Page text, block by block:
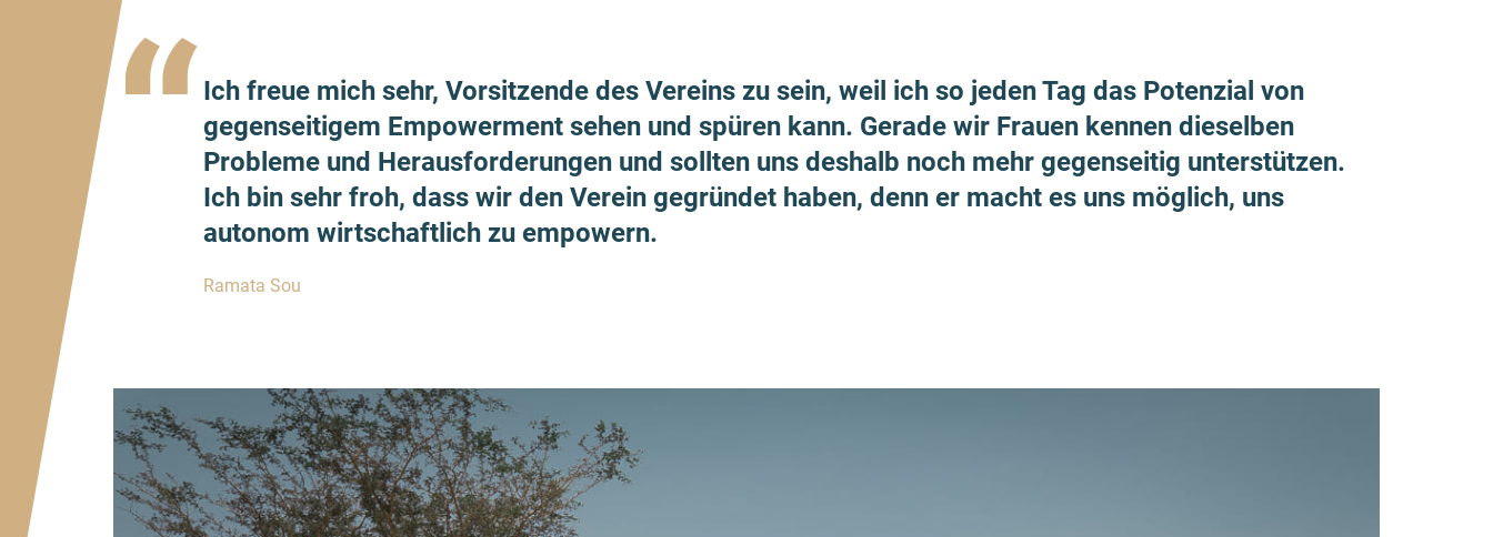
“ Ich freue mich sehr, Vorsitzende des Vereins zu sein, weil ich so jeden Tag das Potenzial von
gegen­seitigem Empowerment sehen und spüren kann. Gerade wir Frauen kennen dieselben
Probleme und Heraus­forderungen und sollten uns deshalb noch mehr gegen­seitig unter­stützen.
Ich bin sehr froh, dass wir den Verein gegründet haben, denn er macht es uns möglich, uns
autonom wirtschaftlich zu empowern.
Ramata Sou